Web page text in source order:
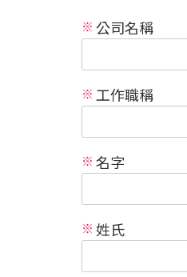
公司名稱
工作職稱
名字
姓氏